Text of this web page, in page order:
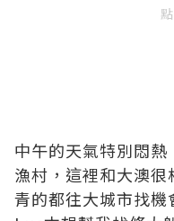
中午的天氣特別悶
漁村，這裡和大澳
青的都往大城市找機